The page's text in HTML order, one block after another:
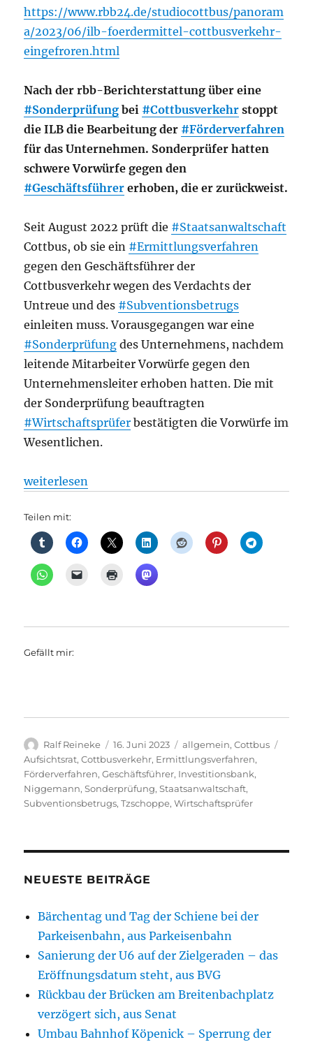
https://www.rbb24.de/studiocottbus/panoram
a/2023/06/ilb-foerdermittel-cottbusverkehr-
eingefroren.html
Nach der rbb-Berichterstattung über eine
#Sonderprüfung bei #Cottbusverkehr stoppt
die ILB die Bearbeitung der #Förderverfahren
für das Unternehmen. Sonderprüfer hatten
schwere Vorwürfe gegen den
#Geschäftsführer erhoben, die er zurückweist.
Seit August 2022 prüft die #Staatsanwaltschaft
Cottbus, ob sie ein #Ermittlungsverfahren
gegen den Geschäftsführer der
Cottbusverkehr wegen des Verdachts der
Untreue und des #Subventionsbetrugs
einleiten muss. Vorausgegangen war eine
#Sonderprüfung des Unternehmens, nachdem
leitende Mitarbeiter Vorwürfe gegen den
Unternehmensleiter erhoben hatten. Die mit
der Sonderprüfung beauftragten
#Wirtschaftsprüfer bestätigten die Vorwürfe im
Wesentlichen.
„Cottbus: Verfahren gegen Geschäftsführer,
weiterlesen
Teilen mit:
Gefällt mir:
Autor
Ralf Reineke
Veröffentlicht
am
16. Juni 2023 Kategorien
allgemein,Cottbus
Aufsichtsrat,Cottbusverkehr, Ermittlungsverfahren,
Förderverfahren,Geschäftsführer, Investitionsbank,
Niggemann,Sonderprüfung,Staatsanwaltschaft,
Subventionsbetrugs,Tzschoppe,Wirtschaftsprüfer
NEUESTE BEITRÄGE
Bärchentag und Tag der Schiene bei der
Parkeisenbahn, aus Parkeisenbahn
Sanierung der U6 auf der Zielgeraden – das
Eröffnungsdatum steht, aus BVG
Rückbau der Brücken am Breitenbachplatz
verzögert sich, aus Senat
Umbau Bahnhof Köpenick – Sperrung der